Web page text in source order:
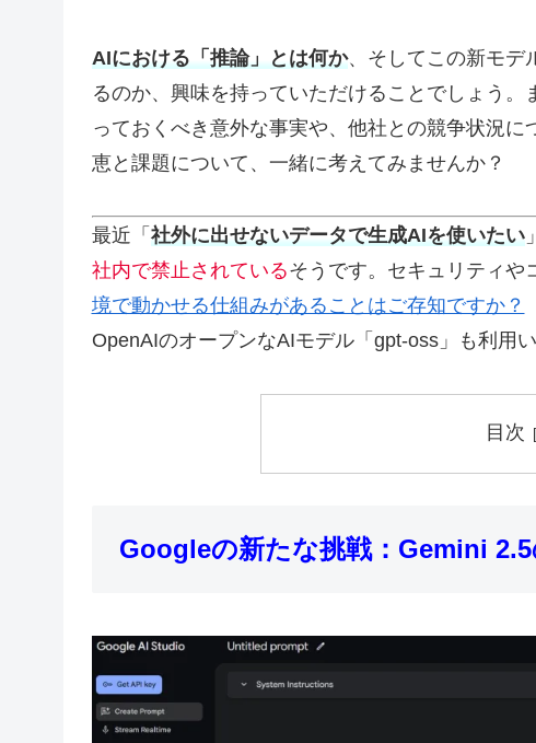
AIにおける「推論」とは何か、そしてこの新モデ
るのか、興味を持っていただけることでしょう
っておくべき意外な事実や、他社との競争状況
恵と課題について、一緒に考えてみませんか？
最近「 社外に出せないデータで生成AIを使いたい
社内で禁止されているそうです。セキュリティや
境で動かせる仕組みがあることはご存知ですか？
OpenAIのオープンなAIモデル「gpt-oss」も利用い
目次
Googleの新たな挑戦：Gemini